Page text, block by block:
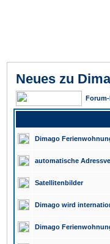
Neues zu
Dimago
automatische
Satellitenbilder
Dimago wird
Dimago